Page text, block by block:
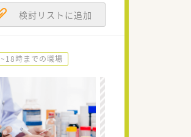
検討リストに追加
~18時までの職場